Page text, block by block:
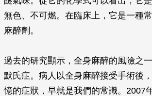
無色、不可燃。在臨床上，它是一種
麻醉劑。
過去的研究顯示，全身麻醉的風險之
默氏症。病人以全身麻醉接受手術後
憶的症狀，早就是我們的常識。2007